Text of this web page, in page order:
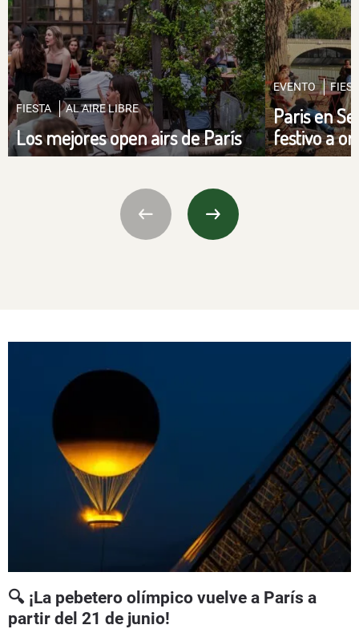
FIESTA AL AIRE LIBRE
Los mejores open airs de París
EVENTO
Paris en
festivo a
🔍 ¡La pebetero olímpico vuelve a París a
partir del 21 de junio!